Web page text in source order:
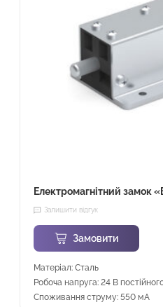
Електромагнітний замок
Залишити відгук
Замовити
Матеріал: Сталь
Робоча напруга: 24 В
Споживання струму: 550 мА